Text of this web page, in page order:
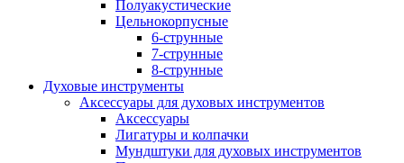
Полуакустические
Цельнокорпусные
6-струнные
7-струнные
8-струнные
Духовые инструменты
Аксессуары для духовых инструментов
Аксессуары
Лигатуры и колпачки
Мундштуки для духовых инструментов